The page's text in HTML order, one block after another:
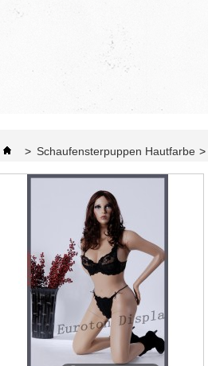
> Schaufensterpuppen Hautfarbe >